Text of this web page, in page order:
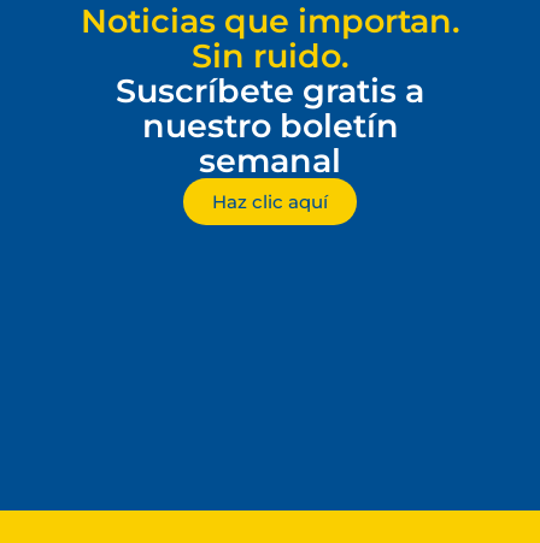
Noticias que importan.
Sin ruido.
Suscríbete gratis a
nuestro boletín
semanal
Haz clic aquí